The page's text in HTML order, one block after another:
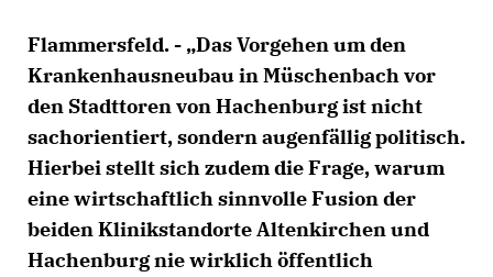
Flammersfeld. - „Das Vorgehen um den
Krankenhausneubau in Müschenbach vor
den Stadttoren von Hachenburg ist nicht
sachorientiert, sondern augenfällig politisch.
Hierbei stellt sich zudem die Frage, warum
eine wirtschaftlich sinnvolle Fusion der
beiden Klinikstandorte Altenkirchen und
Hachenburg nie wirklich öffentlich